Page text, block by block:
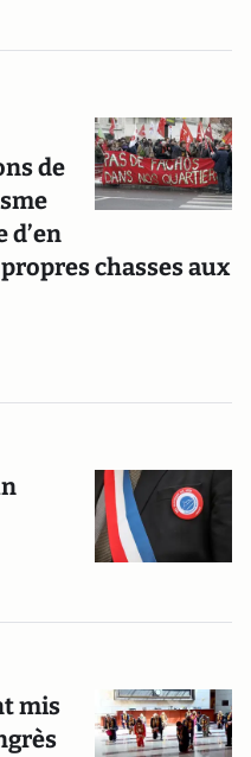
de
d’en
chasses aux
mis